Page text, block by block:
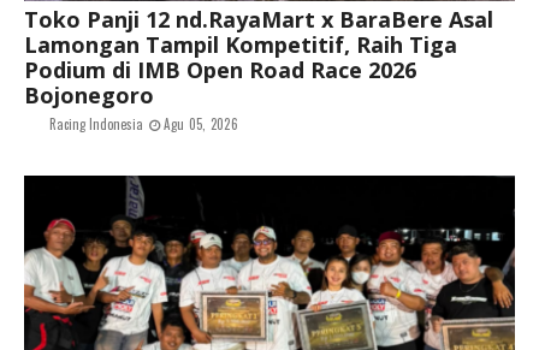
Toko Panji 12 nd.RayaMart x BaraBere Asal
Lamongan Tampil Kompetitif, Raih Tiga
Podium di IMB Open Road Race 2026
Bojonegoro
Racing Indonesia Agu 05, 2026